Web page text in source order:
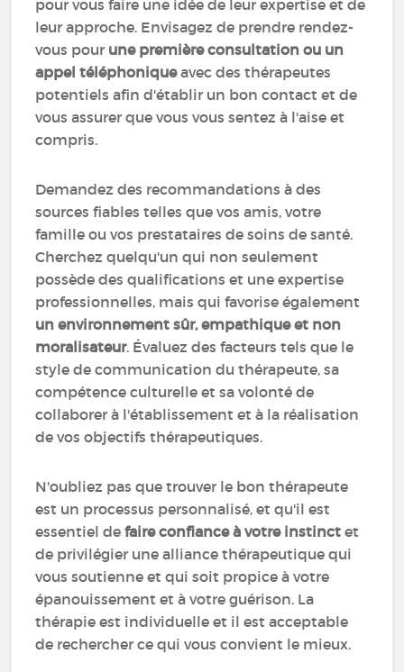
pour vous faire une idée de leur expertise et de
leur approche. Envisagez de prendre rendez-
vous pour une première consultation ou un
appel téléphoniqueavec des thérapeutes
potentiels afin d'établir un bon contact et de
vous assurer que vous vous sentez à l'aise et
compris.
Demandez des recommandations à des
sources fiables telles que vos amis, votre
famille ou vos prestataires de soins de santé.
Cherchez quelqu'un qui non seulement
possède des qualifications et une expertise
professionnelles, mais qui favorise également
un environnement sûr, empathique et non
moralisateur. Évaluez des facteurs tels que le
style de communication du thérapeute, sa
compétence culturelle et sa volonté de
collaborer à l'établissement et à la réalisation
de vos objectifs thérapeutiques.
N'oubliez pas que trouver le bon thérapeute
est un processus personnalisé, et qu'il est
essentiel de faire confiance à votre instinctet
de privilégier une alliance thérapeutique qui
vous soutienne et qui soit propice à votre
épanouissement et à votre guérison. La
thérapie est individuelle et il est acceptable
de rechercher ce qui vous convient le mieux.